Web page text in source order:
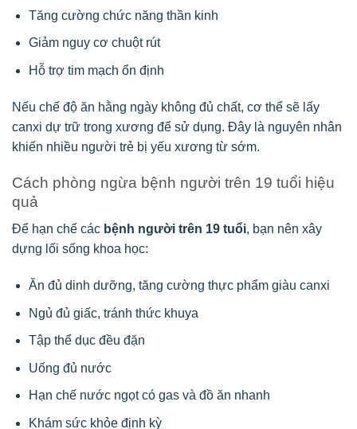
Tăng cường chức năng thần kinh
Giảm nguy cơ chuột rút
Hỗ trợ tim mạch ổn định
Nếu chế độ ăn hằng ngày không đủ chất, cơ thể sẽ lấy
canxi dự trữ trong xương để sử dụng. Đây là nguyên nhân
khiến nhiều người trẻ bị yếu xương từ sớm.
Cách phòng ngừa bệnh người trên 19 tuổi hiệu
quả
Để hạn chế các bệnh người trên 19 tuổi, bạn nên xây
dựng lối sống khoa học:
Ăn đủ dinh dưỡng, tăng cường thực phẩm giàu canxi
Ngủ đủ giấc, tránh thức khuya
Tập thể dục đều đặn
Uống đủ nước
Hạn chế nước ngọt có gas và đồ ăn nhanh
Khám sức khỏe định kỳ